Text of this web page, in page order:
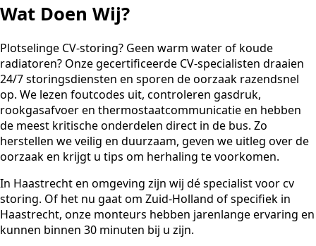
Wat Doen Wij?
Plotselinge CV-storing? Geen warm water of koude
radiatoren? Onze gecertificeerde CV-specialisten draaien
24/7 storingsdiensten en sporen de oorzaak razendsnel
op. We lezen foutcodes uit, controleren gasdruk,
rookgasafvoer en thermostaatcommunicatie en hebben
de meest kritische onderdelen direct in de bus. Zo
herstellen we veilig en duurzaam, geven we uitleg over de
oorzaak en krijgt u tips om herhaling te voorkomen.
In Haastrecht en omgeving zijn wij dé specialist voor cv
storing. Of het nu gaat om Zuid-Holland of specifiek in
Haastrecht, onze monteurs hebben jarenlange ervaring en
kunnen binnen 30 minuten bij u zijn.